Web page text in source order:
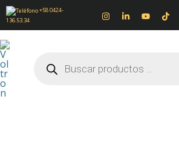
Ir
al
contenido
+58 0424-
136.53.34
productos